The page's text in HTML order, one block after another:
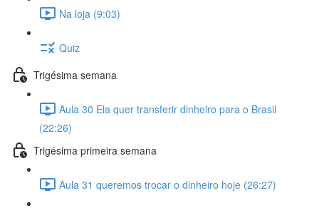
Na loja (9:03)
Quiz
Trigésima semana
Aula 30 Ela quer transferir dinheiro para o Brasil
(22:26)
Trigésima primeira semana
Aula 31 queremos trocar o dinheiro hoje (26:27)